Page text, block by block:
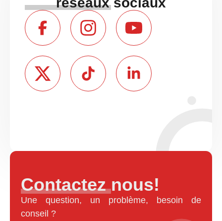
Contactez nous!
Une question, un problème, besoin de
conseil ?